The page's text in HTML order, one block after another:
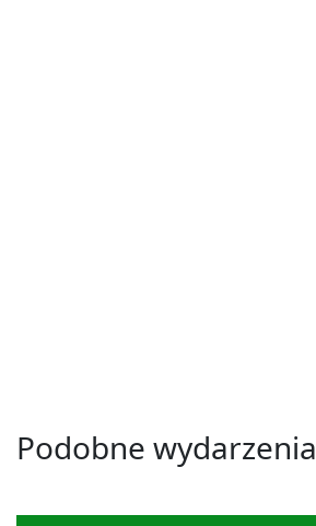
Podobne wydarzenia